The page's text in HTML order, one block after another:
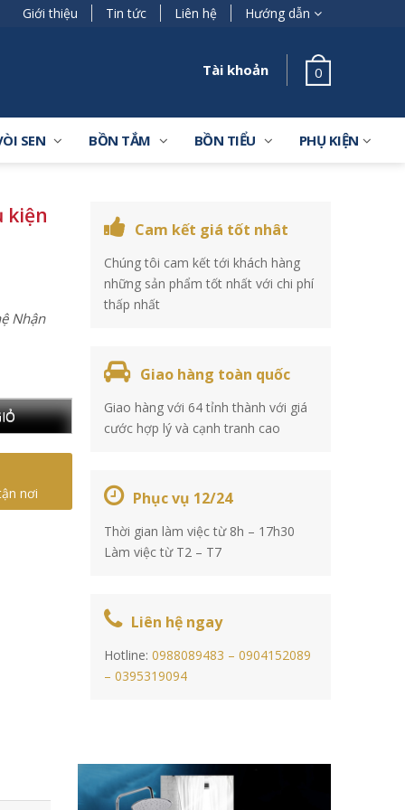
Giới thiệu Tin tức Liên hệ Hướng dẫn
Tài khoản 0
SEN BỒN TẮM BỒN TIỂU PHỤ KIỆN
kiện
Nhận
nơi
Cam kết giá tốt nhât
Chúng tôi cam kết tới khách hàng
những sản phẩm tốt nhất với chi phí
thấp nhất
Giao hàng toàn quốc
Giao hàng với 64 tỉnh thành với giá
cước hợp lý và cạnh tranh cao
Phục vụ 12/24
Thời gian làm việc từ 8h – 17h30
Làm việc từ T2 – T7
Liên hệ ngay
Hotline: 0988089483 – 0904152089
– 0395319094